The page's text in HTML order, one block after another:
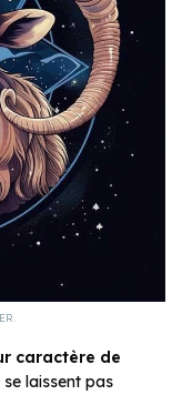
caractère de
laissent pas